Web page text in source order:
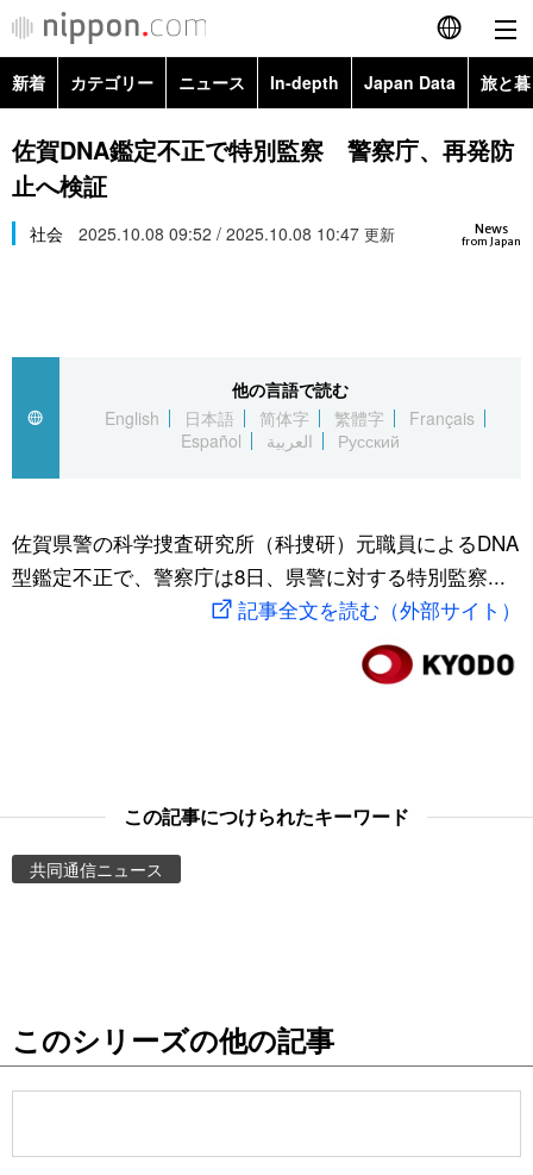
English
简体字
Русский
カテゴリー
経済・ビジネス
国際
文化
トップ
アーカイブ
In-depth
Japan Data
動画/Live
お知らせ
新着 カテゴリー ニュース In-depth Japan Data 旅と
政治・外交
経済・ビジネス
スポーツ・東京2020
Topics
佐賀DNA鑑定不正で特別監察 警察庁、再発防
止へ検証
News
from Japan
社会 2025.10.08 09:52 / 2025.10.08 10:47 更新
他の言語で読む
English
日本語 简体字 繁體字
Français
Español
العربية Русский
佐賀県警の科学捜査研究所（科捜研）元職員によるDNA
型鑑定不正で、警察庁は8日、県警に対する特別監察...
記事全文を読む（外部サイト）
この記事につけられたキーワード
共同通信ニュース
このシリーズの他の記事